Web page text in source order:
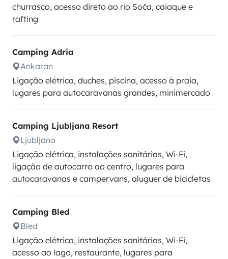
churrasco, acesso direto ao rio Soča, caiaque e
rafting
Camping Adria
Ankaran
Ligação elétrica, duches, piscina, acesso à praia,
lugares para autocaravanas grandes, minimercado
Camping Ljubljana Resort
Ljubljana
Ligação elétrica, instalações sanitárias, Wi-Fi,
ligação de autocarro ao centro, lugares para
autocaravanas e campervans, aluguer de bicicletas
Camping Bled
Bled
Ligação elétrica, instalações sanitárias, Wi-Fi,
acesso ao lago, restaurante, lugares para